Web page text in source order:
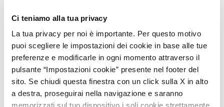
Ci teniamo alla tua privacy
La tua privacy per noi è importante. Per questo motivo
puoi scegliere le impostazioni dei cookie in base alle tue
preferenze e modificarle in ogni momento attraverso il
pulsante “Impostazioni cookie” presente nel footer del
sito. Se chiudi questa finestra con un click sulla X in alto
a destra, proseguirai nella navigazione e saranno
memorizzati sul tuo dispositivo i soli cookie strettamente
Inizia la scoperta
Luoghi da non perdere, percorsi tappa per tappa,
eventi e suggerimenti per il tuo viaggio